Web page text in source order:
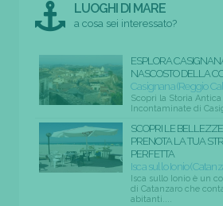
LUOGHI DI MARE
a cosa sei interessato?
ESPLORA
NASCOSTO DELLA
Casignana (Reggio
Scopri la Storia
Incontaminate di
SCOPRI LE
PRENOTA LA TUA
PERFETTA
Isca sullo Ionio
Isca sullo Ionio è un
di Catanzaro che
abitanti....